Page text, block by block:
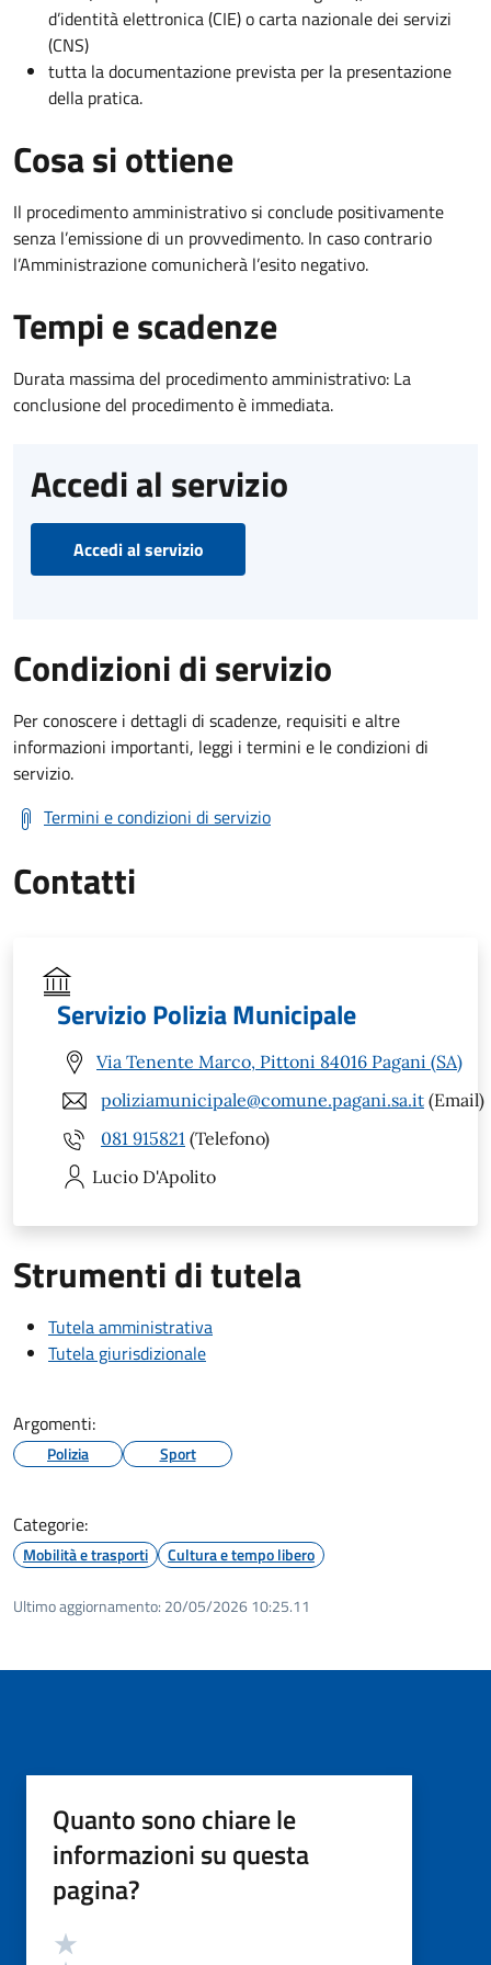
d’identità elettronica (CIE) o carta nazionale dei servizi
(CNS)
tutta la documentazione prevista per la presentazione
della pratica.
Cosa si ottiene
Il procedimento amministrativo si conclude positivamente
senza l’emissione di un provvedimento. In caso contrario
l’Amministrazione comunicherà l’esito negativo.
Tempi e scadenze
Durata massima del procedimento amministrativo: La
conclusione del procedimento è immediata.
Accedi al servizio
Accedi al servizio
Condizioni di servizio
Per conoscere i dettagli di scadenze, requisiti e altre
informazioni importanti, leggi i termini e le condizioni di
servizio.
Termini e condizioni di servizio
Contatti
Servizio Polizia Municipale
Via Tenente Marco, Pittoni 84016 Pagani (SA)
poliziamunicipale@comune.pagani.sa.it (Email)
081 915821 (Telefono)
Lucio D'Apolito
Strumenti di tutela
Tutela amministrativa
Tutela giurisdizionale
Argomenti:
Polizia Sport
Categorie:
Mobilità e trasporti Cultura e tempo libero
Ultimo aggiornamento: 20/05/2026 10:25.11
Quanto sono chiare le
informazioni su questa
pagina?
Valutazione